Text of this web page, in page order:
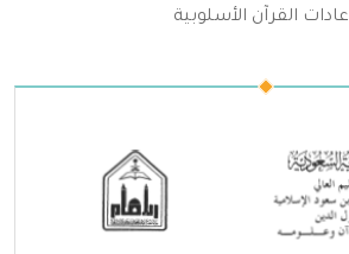
عادات القرآن الأسلوبية